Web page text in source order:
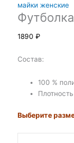
майки женские
1890 ₽
Состав:
100 %
Выберите